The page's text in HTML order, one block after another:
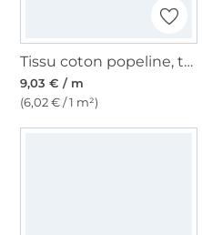
Tissu coton popeline, turquoise foncé
9,03 € / m
(6,02 € / 1 m²)